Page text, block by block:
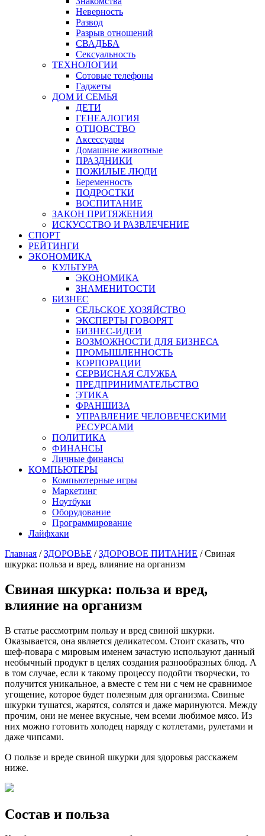
Неверность
Развод
Разрыв отношений
СВАДЬБА
Сексуальность
ТЕХНОЛОГИИ
Сотовые телефоны
Гаджеты
ДОМ И СЕМЬЯ
ДЕТИ
ГЕНЕАЛОГИЯ
ОТЦОВСТВО
Аксессуары
Домашние животные
ПРАЗДНИКИ
ПОЖИЛЫЕ ЛЮДИ
Беременность
ПОДРОСТКИ
ВОСПИТАНИЕ
ЗАКОН ПРИТЯЖЕНИЯ
ИСКУССТВО И РАЗВЛЕЧЕНИЕ
СПОРТ
РЕЙТИНГИ
ЭКОНОМИКА
КУЛЬТУРА
ЭКОНОМИКА
ЗНАМЕНИТОСТИ
БИЗНЕС
СЕЛЬСКОЕ ХОЗЯЙСТВО
ЭКСПЕРТЫ ГОВОРЯТ
БИЗНЕС-ИДЕИ
ВОЗМОЖНОСТИ ДЛЯ БИЗНЕСА
ПРОМЫШЛЕННОСТЬ
КОРПОРАЦИИ
СЕРВИСНАЯ СЛУЖБА
ПРЕДПРИНИМАТЕЛЬСТВО
ЭТИКА
ФРАНШИЗА
УПРАВЛЕНИЕ ЧЕЛОВЕЧЕСКИМИ
РЕСУРСАМИ
ПОЛИТИКА
ФИНАНСЫ
Личные финансы
КОМПЬЮТЕРЫ
Компьютерные игры
Маркетинг
Ноутбуки
Оборудование
Программирование
Лайфхаки
Главная /ЗДОРОВЬЕ /ЗДОРОВОЕ ПИТАНИЕ /Свиная
шкурка: польза и вред, влияние на организм
Свиная шкурка: польза и вред,
влияние на организм
В статье рассмотрим пользу и вред свиной шкурки.
Оказывается, она является деликатесом. Стоит сказать, что
шеф-повара с мировым именем зачастую используют данный
необычный продукт в целях создания разнообразных блюд. А
в том случае, если к такому процессу подойти творчески, то
получится уникальное, а вместе с тем ни с чем не сравнимое
угощение, которое будет полезным для организма. Свиные
шкурки тушатся, жарятся, солятся и даже маринуются. Между
прочим, они не менее вкусные, чем всеми любимое мясо. Из
них можно готовить холодец наряду с котлетами, рулетами и
даже чипсами.
О пользе и вреде свиной шкурки для здоровья расскажем
ниже.
Состав и польза